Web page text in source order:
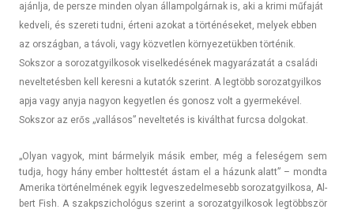
ajánlja, de persze minden olyan állampolgárnak is, aki a krimi műfaját
kedveli, és szereti tudni, érteni azokat a történéseket, melyek ebben
az országban, a távoli, vagy közvetlen környezetükben történik.
Sokszor a sorozatgyilkosok viselkedésének magyarázatát a családi
neveltetésben kell keresni a kutatók szerint. A legtöbb sorozatgyilkos
apja vagy anyja nagyon kegyetlen és gonosz volt a gyermekével.
Sokszor az erős „vallásos” neveltetés is kiválthat furcsa dolgokat.
„Olyan vagyok, mint bár­melyik másik ember, még a feleségem sem
tudja, hogy hány ember holttes­tét ástam el a házunk alatt” – mondta
Amerika történelmének egyik leg­veszedel­mesebb sorozat­gyil­kosa, Al­
bert Fish. A szakpszic­hológus szerint a sorozat­gyil­kosok legtöbbször